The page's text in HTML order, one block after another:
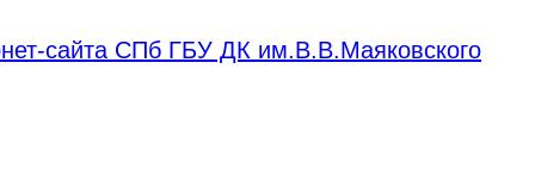
сайта СПб ГБУ ДК им.В.В.Маяковского